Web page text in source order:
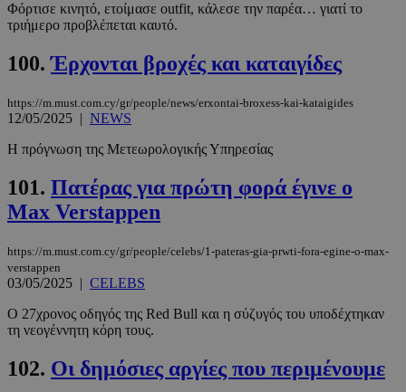
Φόρτισε κινητό, ετοίμασε outfit, κάλεσε την παρέα… γιατί το
τριήμερο προβλέπεται καυτό.
100.Έρχονται βροχές και καταιγίδες
https://m.must.com.cy/gr/people/news/erxontai-broxess-kai-kataigides
12/05/2025 | NEWS
Η πρόγνωση της Μετεωρολογικής Υπηρεσίας
101. Πατέρας για πρώτη φορά έγινε ο
Max Verstappen
https://m.must.com.cy/gr/people/celebs/1-pateras-gia-prwti-fora-egine-o-max-
verstappen
03/05/2025 | CELEBS
Ο 27χρονος οδηγός της Red Bull και η σύζυγός του υποδέχτηκαν
τη νεογέννητη κόρη τους.
102. Οι δημόσιες αργίες που περιμένουμε